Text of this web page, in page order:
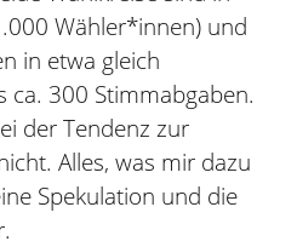
Wähler*innen) und
in etwa gleich
300 Stimmabgaben.
der Tendenz zur
Alles, was mir dazu
Spekulation und die